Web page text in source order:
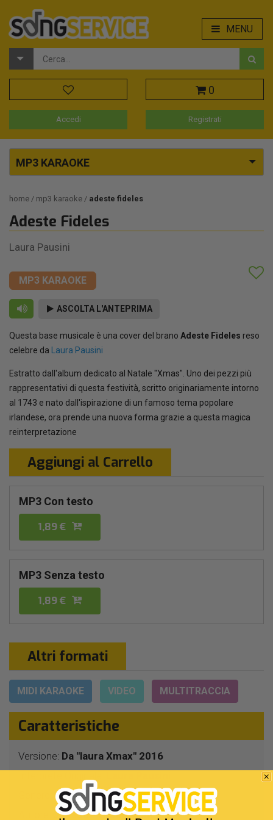
MENU
0
Accedi Registrati
MP3 KARAOKE
home mp3 karaoke adeste fideles
Adeste Fideles
Laura Pausini
MP3 KARAOKE
ASCOLTA L'ANTEPRIMA
Questa base musicale è una cover del brano Adeste Fideles reso
celebre da
Laura Pausini
Estratto dall'album dedicato al Natale "Xmas". Uno dei pezzi più
rappresentativi di questa festività, scritto originariamente intorno
al 1743 e nato dall'ispirazione di un famoso tema popolare
irlandese, ora prende una nuova forma grazie a questa magica
reinterpretazione
Aggiungi al Carrello
MP3 Con testo
1,89 €
MP3 Senza testo
1,89 €
Altri formati
MIDI KARAOKE VIDEO MULTITRACCIA
Caratteristiche
Versione: Da "laura Xmax" 2016
Natalizio
J.Wade - G.Guersch